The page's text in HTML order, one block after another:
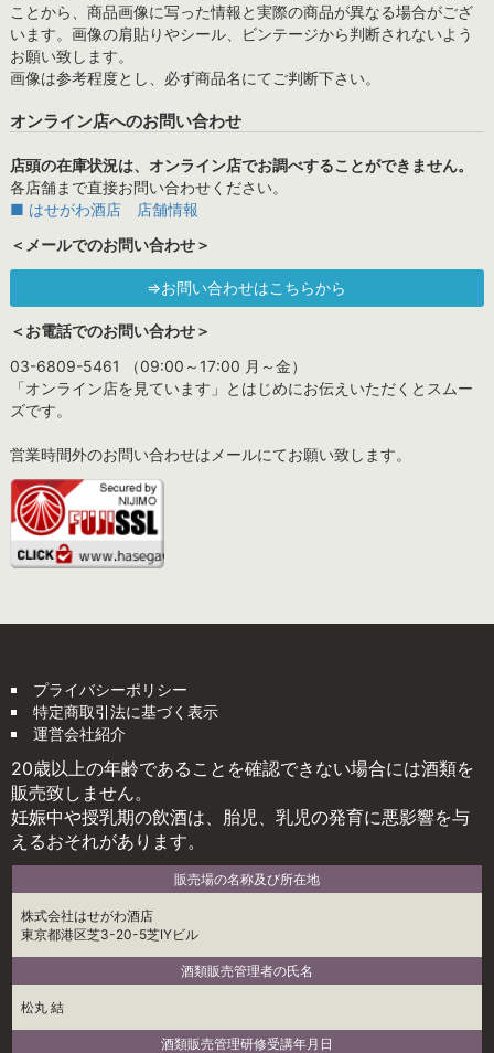
ことから、商品画像に写った情報と実際の商品が異なる場合がござ
います。画像の肩貼りやシール、ビンテージから判断されないよう
お願い致します。
画像は参考程度とし、必ず商品名にてご判断下さい。
オンライン店へのお問い合わせ
店頭の在庫状況は、オンライン店でお調べすることができません。
各店舗まで直接お問い合わせください。
■ はせがわ酒店 店舗情報
＜メールでのお問い合わせ＞
⇒お問い合わせはこちらから
＜お電話でのお問い合わせ＞
03-6809-5461 （09:00～17:00 月～金）
「オンライン店を見ています」とはじめにお伝えいただくとスムー
ズです。
営業時間外のお問い合わせはメールにてお願い致します。
プライバシーポリシー
特定商取引法に基づく表示
運営会社紹介
20歳以上の年齢であることを確認できない場合には酒類を
販売致しません。
妊娠中や授乳期の飲酒は、胎児、乳児の発育に悪影響を与
えるおそれがあります。
販売場の名称及び所在地
株式会社はせがわ酒店
東京都港区芝3-20-5芝IYビル
酒類販売管理者の氏名
松丸 結
酒類販売管理研修受講年月日